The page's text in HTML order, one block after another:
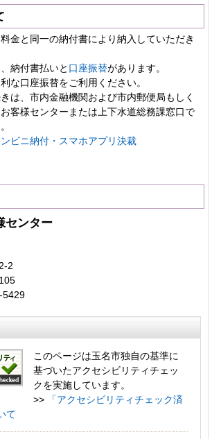
金と同一の納付書により納入していただき
納付書払いと 口座振替があります。
な口座振替をご利用ください。
は、市内金融機関および市内郵便局もしく
客様センターまたは上下水道総務課窓口で
ビニ納付・スマホアプリ決裁
センター
2
5429
このページは玉名市独自の基準に
基づいたアクセシビリティチェッ
クを実施しています。
>>
「アクセシビリティチェック済
て